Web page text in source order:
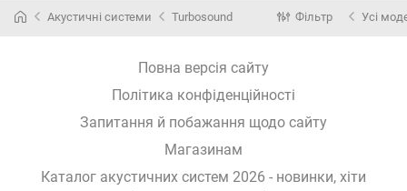
Акустичні системи Turbosound Фільтр Усі
Повна версія сайту
Політика конфіденційності
Запитання й побажання щодо сайту
Магазинам
Каталог акустичних систем 2026 - новинки, хіти